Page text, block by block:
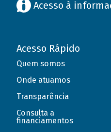
Acesso à
Acesso Rápido
Quem somos
Onde atuamos
Transparência
Consulta a
financiamentos